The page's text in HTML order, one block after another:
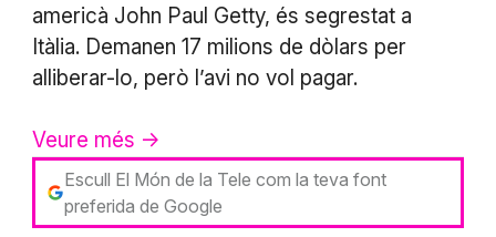
americà John Paul Getty, és segrestat a
Itàlia. Demanen 17 milions de dòlars per
alliberar-lo, però l’avi no vol pagar.
Veure més ->
Escull El Món de la Tele com la teva font
preferida de Google